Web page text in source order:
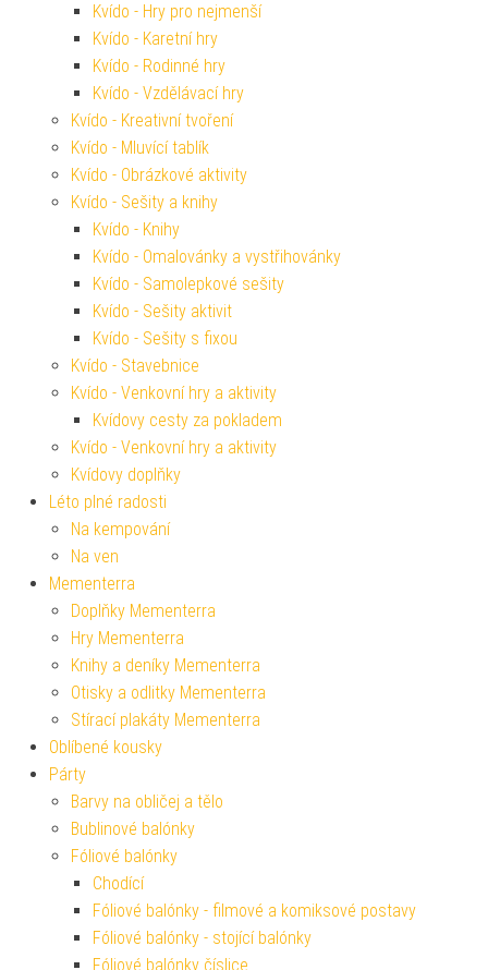
Kvído - Hry pro nejmenší
Kvído - Karetní hry
Kvído - Rodinné hry
Kvído - Vzdělávací hry
Kvído - Kreativní tvoření
Kvído - Mluvící tablík
Kvído - Obrázkové aktivity
Kvído - Sešity a knihy
Kvído - Knihy
Kvído - Omalovánky a vystřihovánky
Kvído - Samolepkové sešity
Kvído - Sešity aktivit
Kvído - Sešity s fixou
Kvído - Stavebnice
Kvído - Venkovní hry a aktivity
Kvídovy cesty za pokladem
Kvído - Venkovní hry a aktivity
Kvídovy doplňky
Léto plné radosti
Na kempování
Na ven
Mementerra
Doplňky Mementerra
Hry Mementerra
Knihy a deníky Mementerra
Otisky a odlitky Mementerra
Stírací plakáty Mementerra
Oblíbené kousky
Párty
Barvy na obličej a tělo
Bublinové balónky
Fóliové balónky
Chodící
Fóliové balónky - filmové a komiksové postavy
Fóliové balónky - stojící balónky
Fóliové balónky číslice